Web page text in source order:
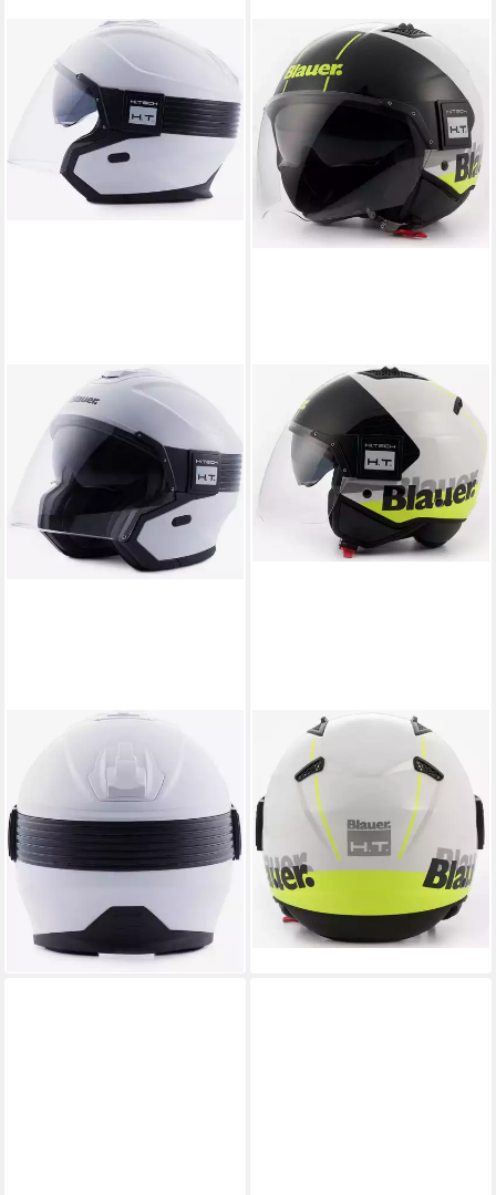
Jethelm, vorbereitet für
Kommunikationssystem,integriertes
Sonnenvisier
145,49 €
lieferbar - in 4-5 Werktagen bei dir
BLAUER
Motorradhelm BET Urban
Jethelm, integriertes
Sonnenvisier
145,49 €
209,00 €
-30%
lieferbar - in 4-5 Werktagen bei dir